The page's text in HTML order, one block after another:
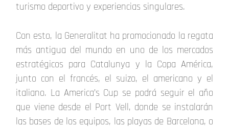
turismo deportivo y experiencias singulares.
Con esto, la Generalitat ha promocionado la regata
más antigua del mundo en uno de los mercados
estratégicos para Catalunya y la Copa América,
junto con el francés, el suizo, el americano y el
italiano. La America’s Cup se podrá seguir el año
que viene desde el Port Vell, donde se instalarán
las bases de los equipos, las playas de Barcelona, o